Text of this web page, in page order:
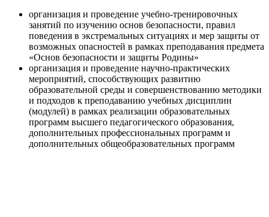
организация и проведение учебно-тренировочных
занятий по изучению основ безопасности, правил
поведения в экстремальных ситуациях и мер защиты от
возможных опасностей в рамках преподавания предмета
«Основ безопасности и защиты Родины»
организация и проведение научно-практических
мероприятий, способствующих развитию
образовательной среды и совершенствованию методики
и подходов к преподаванию учебных дисциплин
(модулей) в рамках реализации образовательных
программ высшего педагогического образования,
дополнительных профессиональных программ и
дополнительных общеобразовательных программ